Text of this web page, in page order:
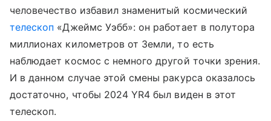
человечество избавил знаменитый космический
телескоп «Джеймс Уэбб»: он работает в полутора
миллионах километров от Земли, то есть
наблюдает космос с немного другой точки зрения.
И в данном случае этой смены ракурса оказалось
достаточно, чтобы 2024 YR4 был виден в этот
телескоп.